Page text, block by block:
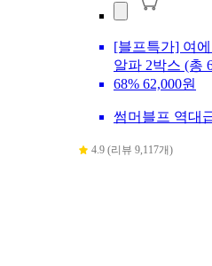
[블프특가] 여
알파 2박스 (총
68% 62,000원
썸머블프 역대
4.9 (리뷰 9,117개)